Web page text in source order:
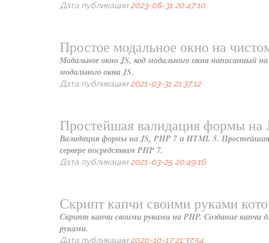
Дата публикации 2023-08-31 20:47:10
Простое модальное окно на
Модальное окно JS, код модального окна написанный
модального окна JS.
Дата публикации 2021-03-31 21:37:12
Простейшая валидация формы на
Валидация формы на JS, PHP 7 и HTML 5. Простейшая
сервере посредствам PHP 7.
Дата публикации 2021-03-25 20:49:16
Скрипт капчи своими руками
Скрипт капчи своими руками на PHP. Создание капчи
руками.
Дата публикации 2020-10-17 21:37:54